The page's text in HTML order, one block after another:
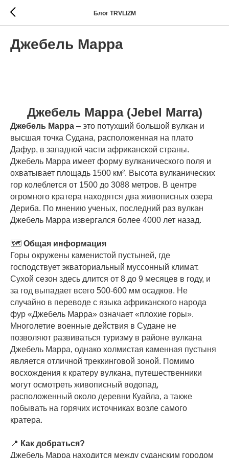
Блог TRVLIZM
Джебель Марра
Джебель Марра (Jebel Marra)
Джебель Марра – это потухший большой вулкан и
высшая точка Судана, расположенная на плато
Дафур, в западной части африканской страны.
Джебель Марра имеет форму вулканического поля и
охватывает площадь 1500 км². Высота вулканических
гор колеблется от 1500 до 3088 метров. В центре
огромного кратера находятся два живописных озера
Дериба. По мнению ученых, последний раз вулкан
Джебель Марра извергался более 4000 лет назад.
🗺 Общая информация
Горы окружены каменистой пустыней, где
господствует экваториальный муссонный климат.
Сухой сезон здесь длится от 8 до 9 месяцев в году, и
за год выпадает всего 500-600 мм осадков. Не
случайно в переводе с языка африканского народа
фур «Джебель Марра» означает «плохие горы».
Многолетие военные действия в Судане не
позволяют развиваться туризму в районе вулкана
Джебель Марра, однако холмистая каменная пустыня
является отличной треккинговой зоной. Помимо
восхождения к кратеру вулкана, путешественники
могут осмотреть живописный водопад,
расположенный около деревни Куайла, а также
побывать на горячих источниках возле самого
кратера.
📍 Как добраться?
Джебель Марра находится между суданским городом